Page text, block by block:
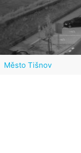
Město Tišnov